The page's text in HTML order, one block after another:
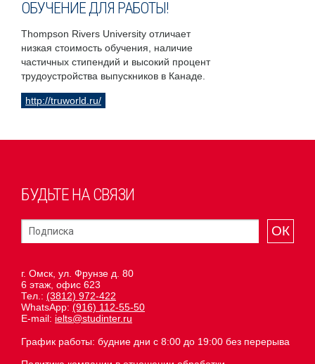
ОБУЧЕНИЕ ДЛЯ РАБОТЫ!
Thompson Rivers University отличает
низкая стоимость обучения, наличие
частичных стипендий и высокий процент
трудоустройства выпускников в Канаде.
http://truworld.ru/
БУДЬТЕ НА СВЯЗИ
ОК
г. Омск, ул. Фрунзе д. 80
6 этаж, офис 623
Тел.: (3812) 972-422
WhatsApp: (916) 112-55-50
E-mail: ielts@studinter.ru
График работы: будние дни с 8:00 до 19:00 без перерыва